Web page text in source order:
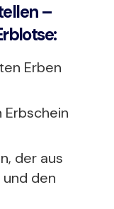
–
Erben
der aus
den